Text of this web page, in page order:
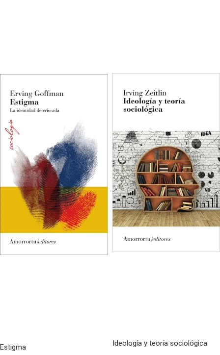
Estigma Ideología y teoría sociológica